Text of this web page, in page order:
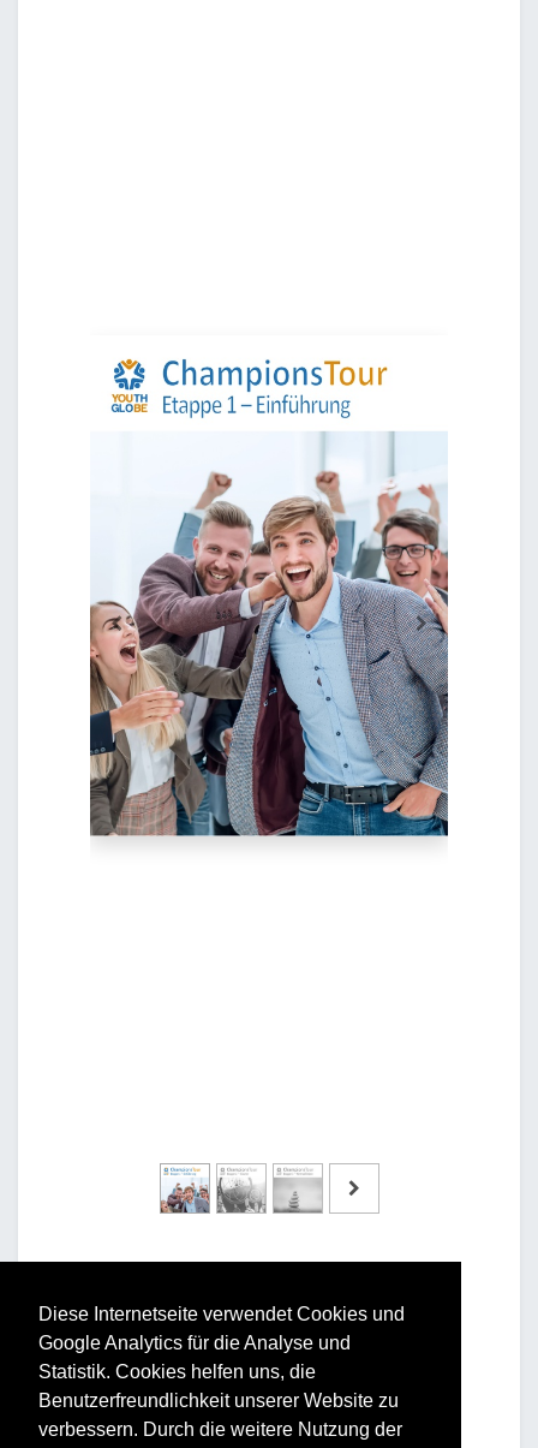
Diese Internetseite verwendet Cookies und
Google Analytics für die Analyse und
Statistik. Cookies helfen uns, die
Benutzerfreundlichkeit unserer Website zu
verbessern. Durch die weitere Nutzung der
Vorteile und Nutzen
Für Ihr Unternehmen: